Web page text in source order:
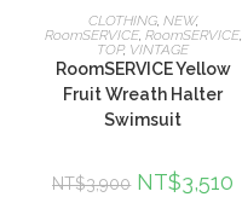
選擇規格
CLOTHING, NEW,
RoomSERVICE, RoomSERVICE,
TOP, VINTAGE
RoomSERVICE Yellow
Fruit Wreath Halter
Swimsuit
NT$3,900 NT$3,510